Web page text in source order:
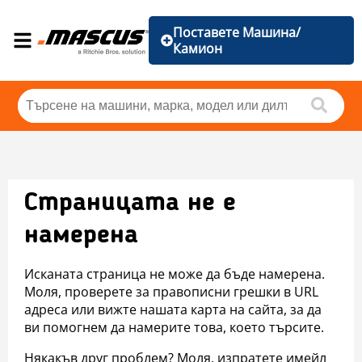
Поставете Машина/
Камион
Страницата не е
намерена
Исканата страница не може да бъде намерена.
Моля, проверете за правописни грешки в URL
адреса или вижте нашата карта на сайта, за да
ви помогнем да намерите това, което търсите.
Някакъв друг проблем? Моля, изпратете имейл